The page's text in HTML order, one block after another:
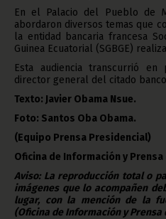
En el Palacio del Pueblo de
abordaron diversos temas que
la entidad bancaria francesa
Guinea Ecuatorial (SGBGE)
Esta audiencia transcurrió en
director general del citado
Texto: Javier Obama Nsue.
Foto: Santos Oba Obama.
(Equipo Prensa Presidencial)
Oficina de Información y
Aviso: La reproducción total o
imágenes que lo acompañen
lugar, con la mención de la
(Oficina de Información y Prensa